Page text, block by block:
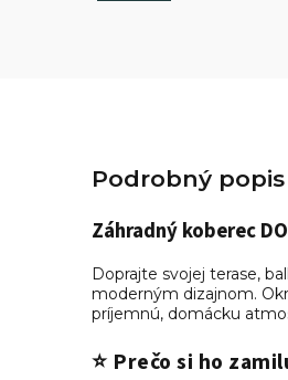
Podrobný popis
Záhradný koberec
Doprajte svojej terase,
moderným dizajnom.
príjemnú, domácku
⭐ Prečo si ho